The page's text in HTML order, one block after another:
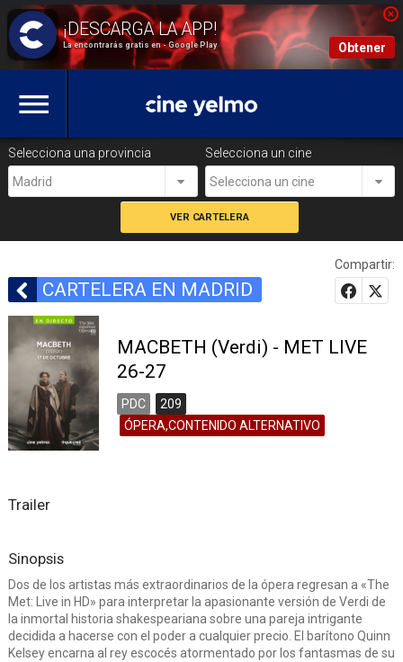
La encontrarás gratis en - Google Play Obtener
Selecciona una provincia
Madrid
Selecciona un cine
Selecciona un cine
CARTELERA EN MADRID
Compartir:
MACBETH (Verdi) - MET LIVE
26-27
PDC
209
ÓPERA,CONTENIDO ALTERNATIVO
Trailer
Sinopsis
Dos de los artistas más extraordinarios de la ópera regresan a «The
Met: Live in HD» para interpretar la apasionante versión de Verdi de
la inmortal historia shakespeariana sobre una pareja intrigante
decidida a hacerse con el poder a cualquier precio. El barítono Quinn
Kelsey encarna al rey escocés atormentado por los fantasmas de su